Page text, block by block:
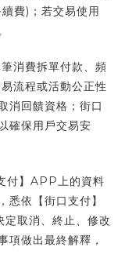
費)；若交易使用
消費拆單付款、頻
流程或活動公正性
消回饋資格；街口
確保用戶交易安
付】APP上的資料
悉依【街口支付】
取消、終止、修改
項做出最終解釋，